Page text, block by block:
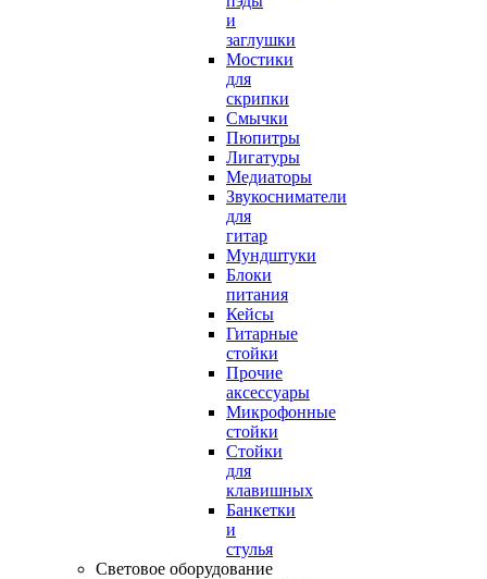
и
заглушки
Мостики
для
скрипки
Смычки
Пюпитры
Лигатуры
Медиаторы
Звукосниматели
для
гитар
Мундштуки
Блоки
питания
Кейсы
Гитарные
стойки
Прочие
аксессуары
Микрофонные
стойки
Стойки
для
клавишных
Банкетки
и
стулья
Световое оборудование